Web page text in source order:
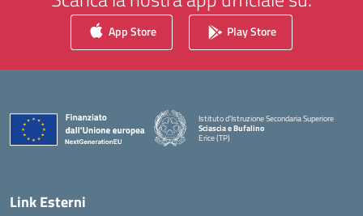
App Store Play Store
Istituto d'Istruzione Secondaria Superiore
Sciascia e Bufalino
Erice (TP)
Link Esterni